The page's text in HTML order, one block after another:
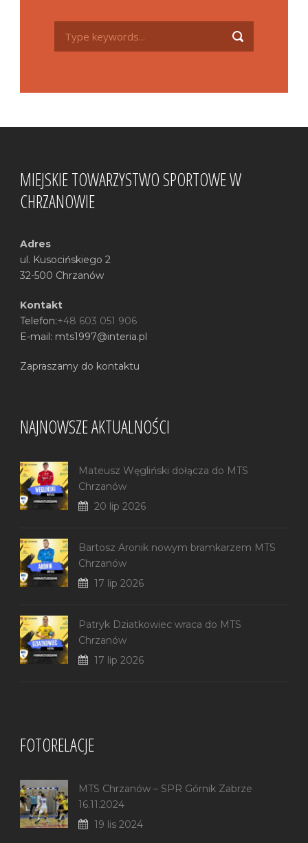
MIEJSKIE TOWARZYSTWO SPORTOWE W
CHRZANOWIE
Adres
ul. Kusocińskiego 2
32-500 Chrzanów
Kontakt
Telefon:+48 603 051 906
E-mail: mts1997@interia.pl
Zapraszamy do kontaktu
NAJNOWSZE AKTUALNOŚCI
Mateusz Węgliński dołącza do MTS
Chrzanów
20 lip 2026
Bartosz Aronik nowym bramkarzem MTS
Chrzanów
17 lip 2026
Patryk Dziatkowiec wraca do MTS
Chrzanów
17 lip 2026
FOTORELACJE
MTS Chrzanów – SPR Górnik Zabrze
16.11.2024
19 lis 2024